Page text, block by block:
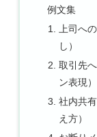
例文集
上司へ
し）
取引先
ン表現）
社内共
え方）